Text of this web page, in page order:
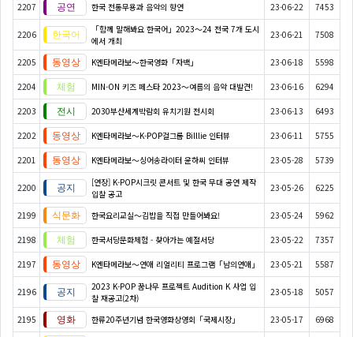
2207 한국 전통무용과 음악의 향연 23-06-22 7453
2206
「함께 말해봐요 한국어」2023～24 전국 7개 도시
에서 개최
23-06-21 7508
2205 K엔타메라보～한국영화「자백」 23-06-18 5598
2204 MIN-ON 키즈 페스타 2023～여름의 음악 대발견! 23-06-16 6294
2203 2030부산세계박람회 유치기원 전시회 23-06-13 6493
2202 K엔타메라보～K-POP걸그룹 Billlie 인터뷰 23-06-11 5755
2201 K엔타메라보～싱어송라이터 윤하씨 인터뷰 23-05-28 5739
2200
[연장] K-POP시크릿 콘서트 및 한국 무대 공연 제작
입찰 공고
23-05-26 6225
2199 한국요리교실〜김밥을 직접 만들어봐요! 23-05-24 5962
2198 한국서당문화체험 - 찾아가는 예절서당 23-05-22 7357
2197 K엔타메라보～연애 리얼리티 프로그램「남의연애」 23-05-21 5587
2196
2023 K-POP 꿈나무 프로젝트 Audition K 사업 입
찰 재공고(2차)
23-05-18 5057
2195 한류20주년기념 한국영화상영회「국제시장」 23-05-17 6968